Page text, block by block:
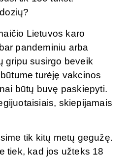
Lietuvos karo
pandeminiu arba
gripu susirgo beveik
turėję vakcinos
būtų buvę paskiepyti.
skiepijamais
tik kitų metų gegužę.
tiek, kad jos užteks 18